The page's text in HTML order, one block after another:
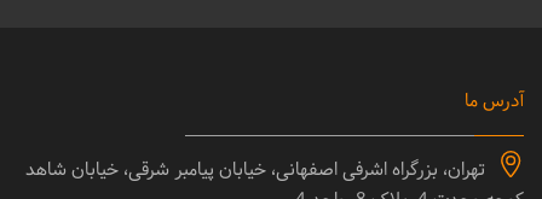
آدرس ما
تهران، بزرگراه اشرفی اصفهانی، خیابان پیامبر شرقی، خیابان شاهد